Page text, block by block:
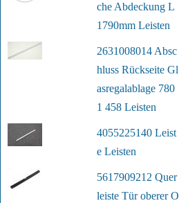
che Abdeckung L
1790mm Leisten
2631008014 Absc
hluss Rückseite Gl
asregalablage 780
1 458 Leisten
4055225140 Leist
e Leisten
5617909212 Quer
leiste Tür oberer O